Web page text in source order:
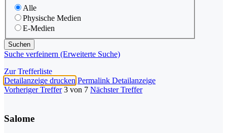
Alle
Physische Medien
E-Medien
Suche verfeinern (Erweiterte Suche)
Zur Trefferliste
Detailanzeige drucken Permalink Detailanzeige
Vorheriger Treffer 3 von 7 Nächster Treffer
Salome